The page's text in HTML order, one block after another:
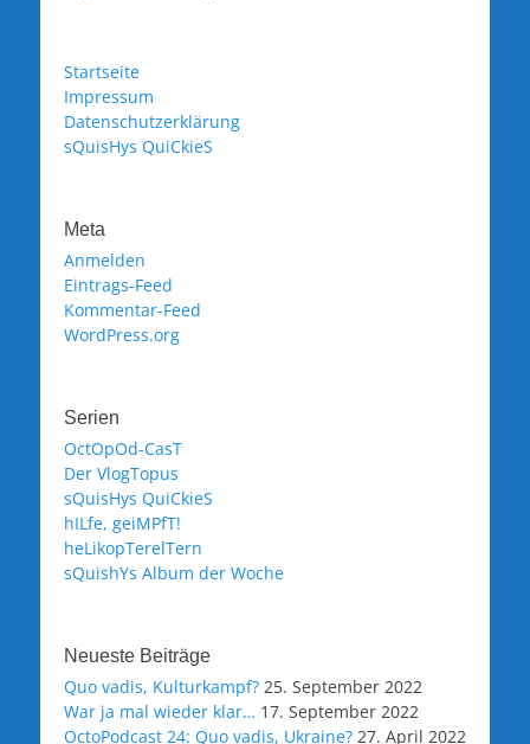
Startseite
Impressum
Datenschutzerklärung
sQuisHys QuiCkieS
Meta
Anmelden
Eintrags-Feed
Kommentar-Feed
WordPress.org
Serien
OctOpOd-CasT
Der VlogTopus
sQuisHys QuiCkieS
hILfe, geiMPfT!
heLikopTerelTern
sQuishYs Album der Woche
Neueste Beiträge
Quo vadis, Kulturkampf? 25. September 2022
War ja mal wieder klar… 17. September 2022
OctoPodcast 24: Quo vadis, Ukraine? 27. April 2022